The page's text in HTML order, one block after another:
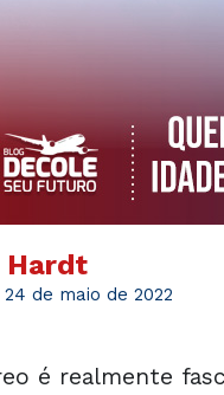
Hardt
de maio de 2022
é realmente